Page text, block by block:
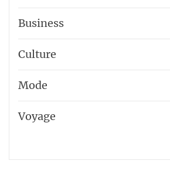
Business
Culture
Mode
Voyage